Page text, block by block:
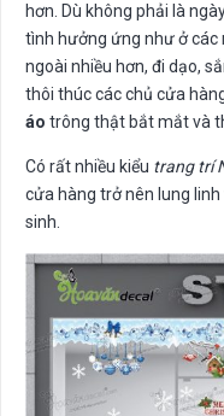
hơn. Dù không phải là
tình hưởng ứng như ở các
ngoài nhiều hơn, đi dạo,
thôi thúc các chủ cửa
áo trông thật bắt mắt và
Có rất nhiều kiểu trang trí
cửa hàng trở nên lung
sinh.